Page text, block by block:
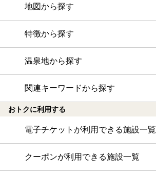
地図から探す
特徴から探す
温泉地から探す
関連キーワードから探す
おトクに利用する
電子チケットが利用できる施設一覧
クーポンが利用できる施設一覧